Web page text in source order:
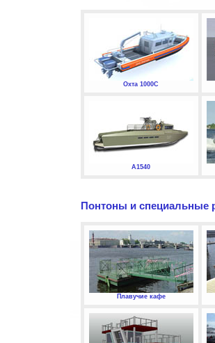
Охта 1000С
А1540
Понтоны и специальные
Плавучие кафе